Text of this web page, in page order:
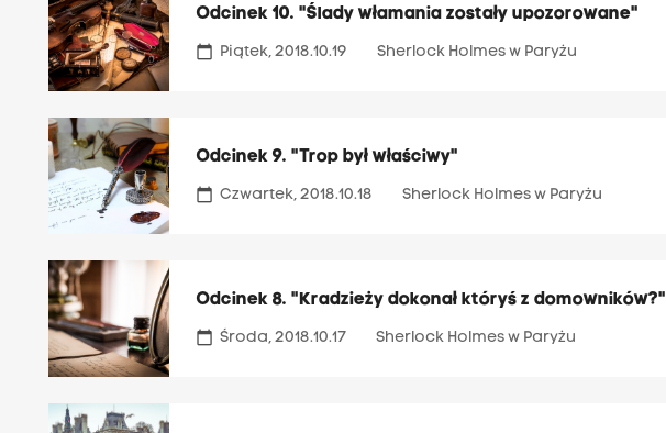
Odcinek 10. "Ślady włamania zostały upozorowane"
calendar_today Piątek, 2018.10.19 Sherlock Holmes w Paryżu
Odcinek 9. "Trop był właściwy"
calendar_today Czwartek, 2018.10.18 Sherlock Holmes w Paryżu
Odcinek 8. "Kradzieży dokonał któryś z domowników?"
calendar_today Środa, 2018.10.17 Sherlock Holmes w Paryżu